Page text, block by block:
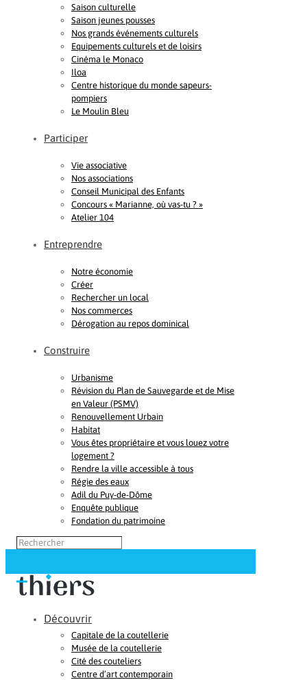
Saison culturelle
Saison jeunes pousses
Nos grands événements culturels
Equipements culturels et de loisirs
Cinéma le Monaco
Iloa
Centre historique du monde sapeurs-
pompiers
Le Moulin Bleu
Participer
Vie associative
Nos associations
Conseil Municipal des Enfants
Concours « Marianne, où vas-tu ? »
Atelier 104
Entreprendre
Notre économie
Créer
Rechercher un local
Nos commerces
Dérogation au repos dominical
Construire
Urbanisme
Révision du Plan de Sauvegarde et de Mise
en Valeur (PSMV)
Renouvellement Urbain
Habitat
Vous êtes propriétaire et vous louez votre
logement ?
Rendre la ville accessible à tous
Régie des eaux
Adil du Puy-de-Dôme
Enquête publique
Fondation du patrimoine
Découvrir
Capitale de la coutellerie
Musée de la coutellerie
Cité des couteliers
Centre d’art contemporain